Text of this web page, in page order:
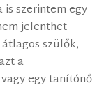
is szerintem egy
jelenthet
szülők,
a
egy tanítónő